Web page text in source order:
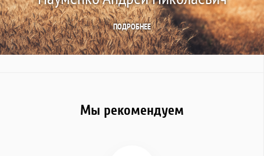
ПОДРОБНЕЕ
Мы рекомендуем